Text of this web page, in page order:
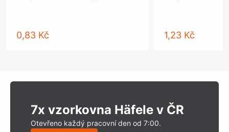
0,83 Kč 1,23 Kč
7x vzorkovna Häfele v ČR
Otevřeno každý pracovní den od 7:00.